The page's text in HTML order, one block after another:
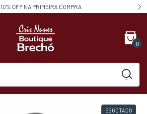
10% OFF NA PRIMEIRA COMPRA
0
ESGOTADO